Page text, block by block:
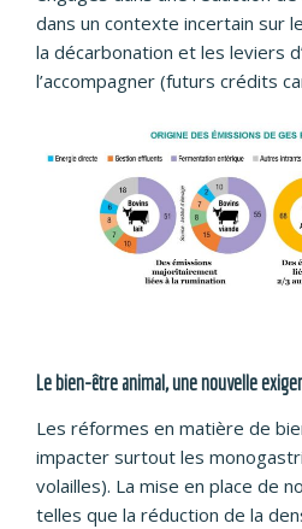
dans un contexte incertain sur
la décarbonation et les leviers
l’accompagner (futurs crédits
Le bien-être animal, une nouvelle
Les réformes en matière de
impacter surtout les
volailles). La mise en place de
telles que la réduction de la